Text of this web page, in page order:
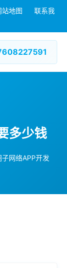
站地图
联系我
多少钱
网络APP开发